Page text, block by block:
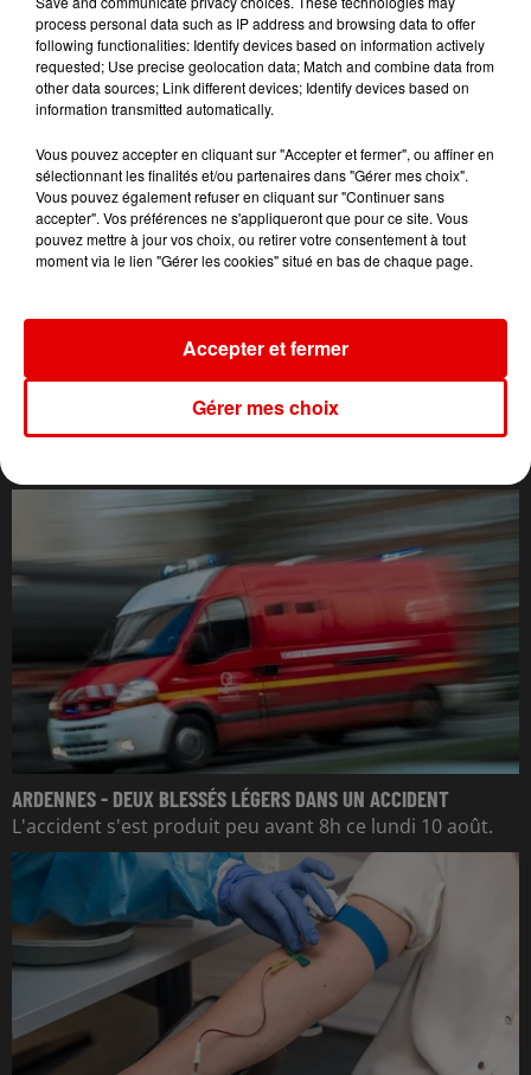
L'ACTU DES ARDENNES
ARDENNES - DEUX BLESSÉS LÉGERS DANS UN ACCIDENT
L'accident s'est produit peu avant 8h ce lundi 10 août.
process personal data such as IP address and browsing data to offer
following functionalities: Identify devices based on information actively
requested; Use precise geolocation data; Match and combine data from
other data sources; Link different devices; Identify devices based on
information transmitted automatically.
Vous pouvez accepter en cliquant sur "Accepter et fermer", ou affiner en
sélectionnant les finalités et/ou partenaires dans "Gérer mes choix".
Vous pouvez également refuser en cliquant sur "Continuer sans
accepter". Vos préférences ne s'appliqueront que pour ce site. Vous
pouvez mettre à jour vos choix, ou retirer votre consentement à tout
moment via le lien "Gérer les cookies" situé en bas de chaque page.
Gérer mes choix
Accepter et fermer